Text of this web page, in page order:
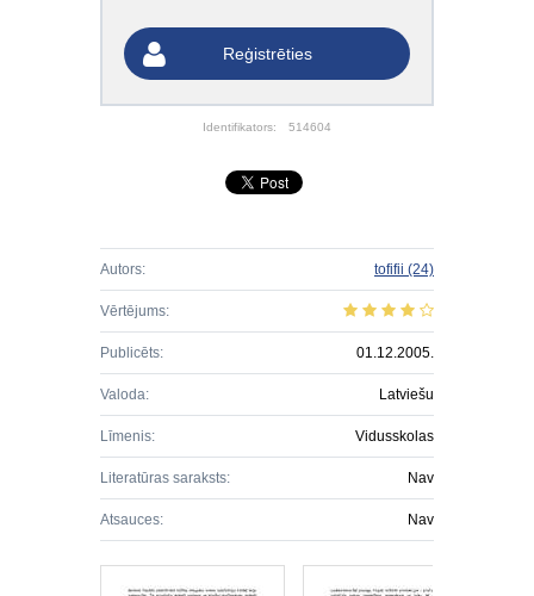
Reģistrēties
Identifikators: 514604
Autors: tofifii (24)
Vērtējums:
Publicēts: 01.12.2005.
Valoda: Latviešu
Līmenis: Vidusskolas
Literatūras saraksts: Nav
Atsauces: Nav